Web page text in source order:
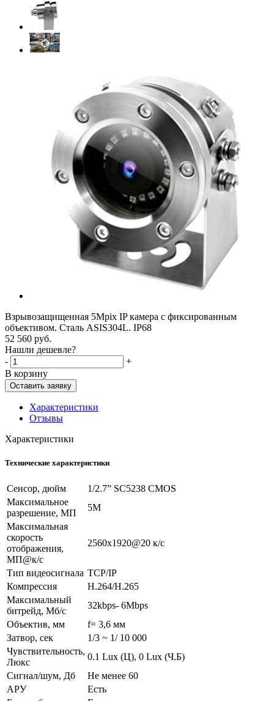
Взрывозащищенная 5Mpix IP камера с фиксированным
объективом. Сталь ASIS304L. IP68
52 560 руб.
Нашли дешевле?
-
+
В корзину
Оставить заявку
Характеристики
Отзывы
Характеристики
Технические характеристики
Сенсор, дюйм
1/2.7” SC5238 CMOS
Максимальное
разрешение, МП
5M
Максимальная
скорость
отображения,
МП@к/с
2560x1920@20 к/c
Тип видеосигнала TCP/IP
Компрессия
H.264/H.265
Максимальный
битрейд, Мб/с
32kbps- 6Mbps
Объектив, мм
f= 3,6 мм
Затвор, сек
1/3 ~ 1/ 10 000
Чувствительность,
Люкс
0.1 Lux (Ц), 0 Lux (Ч.Б)
Сигнал/шум, Дб
Не менее 60
АРУ
Есть